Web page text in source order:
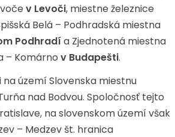
v Levoči, miestne železnice
Belá – Podhradská miestna
Podhradí a Zjednotená miestna
– Komárno v Budapešti.
území Slovenska miestnu
nad Bodvou. Spoločnosť tejto
na slovenskom území však
– Medzev št. hranica